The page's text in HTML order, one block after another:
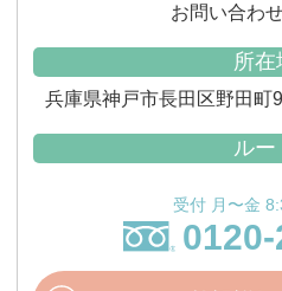
お問い合わ
所在
兵庫県神戸市長田区野田町
ルー
受付 月〜金